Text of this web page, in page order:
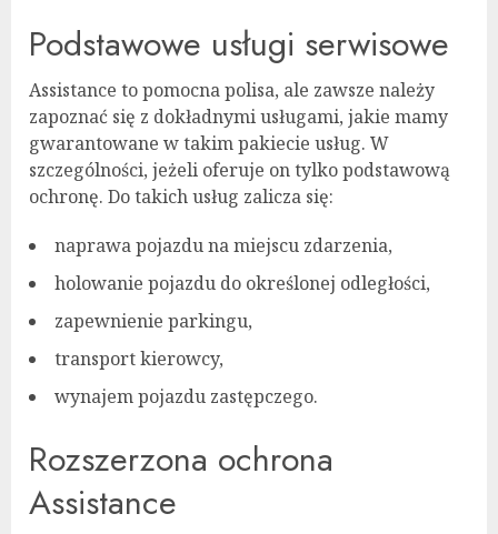
Podstawowe usługi serwisowe
Assistance to pomocna polisa, ale zawsze należy
zapoznać się z dokładnymi usługami, jakie mamy
gwarantowane w takim pakiecie usług. W
szczególności, jeżeli oferuje on tylko podstawową
ochronę. Do takich usług zalicza się:
naprawa pojazdu na miejscu zdarzenia,
holowanie pojazdu do określonej odległości,
zapewnienie parkingu,
transport kierowcy,
wynajem pojazdu zastępczego.
Rozszerzona ochrona
Assistance